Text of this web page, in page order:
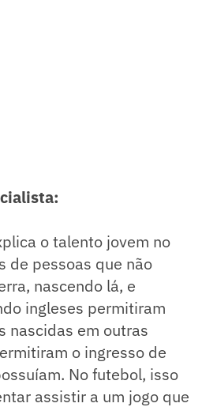
o talento jovem no
de pessoas que não
nascendo lá, e
ingleses permitiram
nascidas em outras
o ingresso de
No futebol, isso
assistir a um jogo que